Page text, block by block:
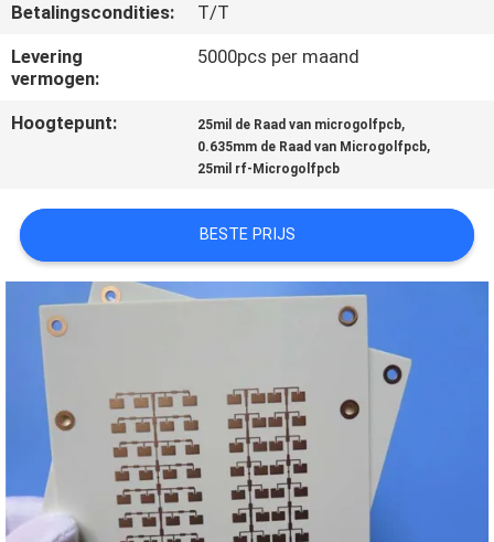
ONS
OP
NIEUWS
GEVALLEN
SITEMAP
PRIVACYBELEID
Betalingscondities:
T/T
Levering
vermogen:
5000pcs per maand
Hoogtepunt: 25mil de Raad van microgolfpcb,
0.635mm de Raad van Microgolfpcb,
25mil rf-Microgolfpcb
BESTE PRIJS